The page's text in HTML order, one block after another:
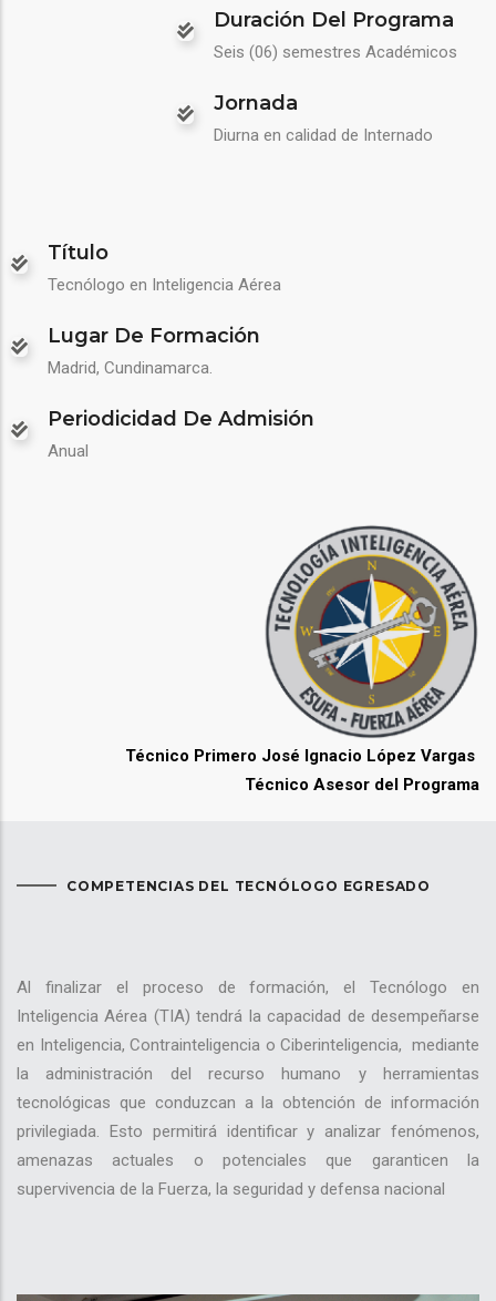
Duración Del Programa
Seis (06) semestres Académicos
Jornada
Diurna en calidad de Internado
Título
Tecnólogo en Inteligencia Aérea
Lugar De Formación
Madrid, Cundinamarca.
Periodicidad De Admisión
Anual
Técnico Primero José Ignacio López Vargas
Técnico Asesor del Programa
COMPETENCIAS DEL TECNÓLOGO EGRESADO
Al finalizar el proceso de formación, el Tecnólogo en
Inteligencia Aérea (TIA) tendrá la capacidad de desempeñarse
en Inteligencia, Contrainteligencia o Ciberinteligencia, mediante
la administración del recurso humano y herramientas
tecnológicas que conduzcan a la obtención de información
privilegiada. Esto permitirá identificar y analizar fenómenos,
amenazas actuales o potenciales que garanticen la
supervivencia de la Fuerza, la seguridad y defensa nacional